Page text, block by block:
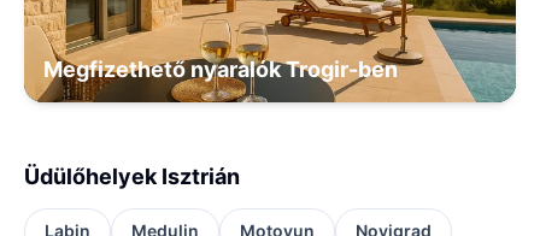
Megfizethető nyaralók Trogir-ben
Üdülőhelyek Isztrián
Labin Medulin Motovun Novigrad